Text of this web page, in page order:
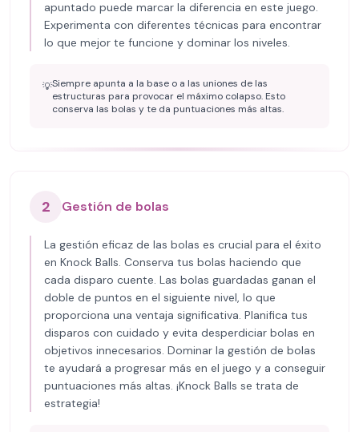
apuntado puede marcar la diferencia en este juego.
Experimenta con diferentes técnicas para encontrar
lo que mejor te funcione y dominar los niveles.
💡Siempre apunta a la base o a las uniones de las
estructuras para provocar el máximo colapso. Esto
conserva las bolas y te da puntuaciones más altas.
2 Gestión de bolas
La gestión eficaz de las bolas es crucial para el éxito
en Knock Balls. Conserva tus bolas haciendo que
cada disparo cuente. Las bolas guardadas ganan el
doble de puntos en el siguiente nivel, lo que
proporciona una ventaja significativa. Planifica tus
disparos con cuidado y evita desperdiciar bolas en
objetivos innecesarios. Dominar la gestión de bolas
te ayudará a progresar más en el juego y a conseguir
puntuaciones más altas. ¡Knock Balls se trata de
estrategia!